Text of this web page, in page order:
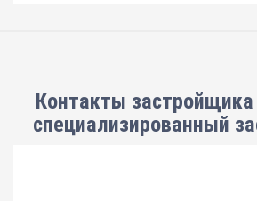
Контакты
специализированный